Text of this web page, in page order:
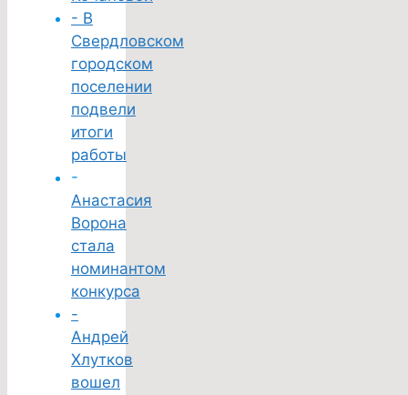
- В
Свердловском
городском
поселении
подвели
итоги
работы
-
Анастасия
Ворона
стала
номинантом
конкурса
-
Андрей
Хлутков
вошел